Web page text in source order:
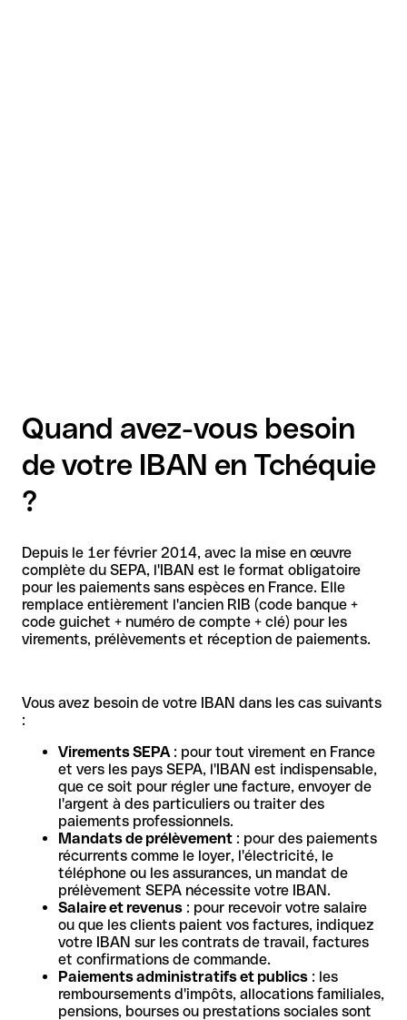
Quand avez-vous besoin
de votre IBAN en Tchéquie
?
Depuis le 1er février 2014, avec la mise en œuvre
complète du SEPA, l'IBAN est le format obligatoire
pour les paiements sans espèces en France. Elle
remplace entièrement l'ancien RIB (code banque +
code guichet + numéro de compte + clé) pour les
virements, prélèvements et réception de paiements.
Vous avez besoin de votre IBAN dans les cas suivants
:
Virements SEPA: pour tout virement en France
et vers les pays SEPA, l'IBAN est indispensable,
que ce soit pour régler une facture, envoyer de
l'argent à des particuliers ou traiter des
paiements professionnels.
Mandats de prélèvement : pour des paiements
récurrents comme le loyer, l'électricité, le
téléphone ou les assurances, un mandat de
prélèvement SEPA nécessite votre IBAN.
Salaire et revenus : pour recevoir votre salaire
ou que les clients paient vos factures, indiquez
votre IBAN sur les contrats de travail, factures
et confirmations de commande.
Paiements administratifs et publics : les
remboursements d'impôts, allocations familiales,
pensions, bourses ou prestations sociales sont